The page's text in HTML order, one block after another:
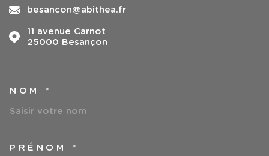
besancon@abithea.fr
11 avenue Carnot
25000
Besançon
NOM *
PRÉNOM *